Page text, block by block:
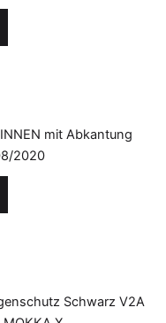
mit Abkantung
2020
Schwarz V2A